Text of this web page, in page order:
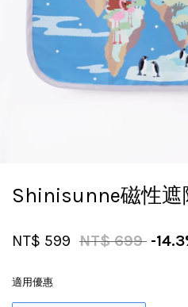
Shinisunne磁性遮
NT$ 599 NT$ 699 -
適用優惠